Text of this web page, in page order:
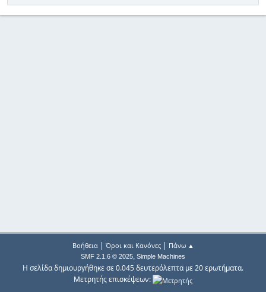
Βοήθεια| Όροι και Κανόνες| Πάνω ▲
SMF 2.1.6 © 2025, Simple Machines
Η σελίδα δημιουργήθηκε σε 0.045 δευτερόλεπτα με 20 ερωτήματα.
Μετρητής επισκέψεων: